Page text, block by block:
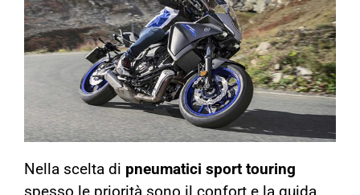
Nella scelta di pneumatici sport touring